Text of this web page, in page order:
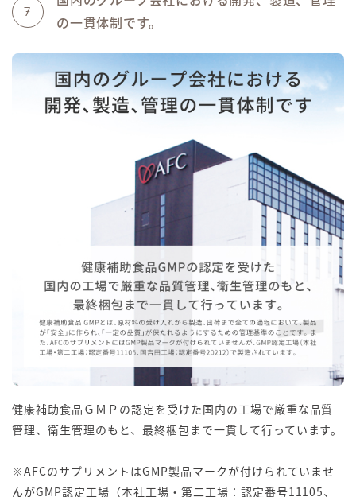
7
の一貫体制です。
健康補助食品ＧＭＰの認定を受けた国内の工場で厳重な品質
管理、衛生管理のもと、最終梱包まで一貫して行っています。
※AFCのサプリメントはGMP製品マークが付けられていませ
んがGMP認定工場（本社工場・第二工場：認定番号11105、